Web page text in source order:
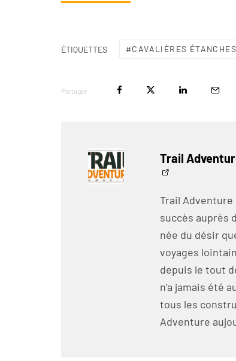
ÉTIQUETTES CAVALIÈRES ÉTANCHES
Partager
Trail
Trail
succès auprès
née du désir
voyages
depuis le tout
n’a jamais été
tous les
Adventure